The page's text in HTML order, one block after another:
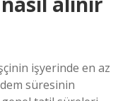
işyerinde en az
süresinin